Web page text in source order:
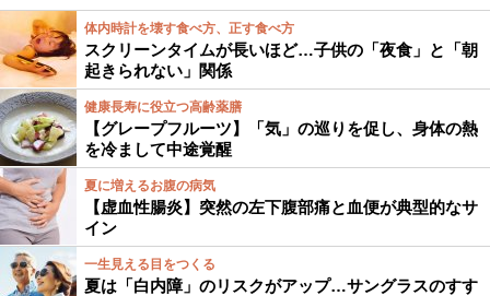
体内時計を壊す食べ方、正す食べ方
スクリーンタイムが長いほど…子供の「夜食」と「朝
起きられない」関係
健康長寿に役立つ高齢薬膳
【グレープフルーツ】「気」の巡りを促し、身体の熱
を冷まして中途覚醒
夏に増えるお腹の病気
【虚血性腸炎】突然の左下腹部痛と血便が典型的なサ
イン
一生見える目をつくる
夏は「白内障」のリスクがアップ…サングラスのすす